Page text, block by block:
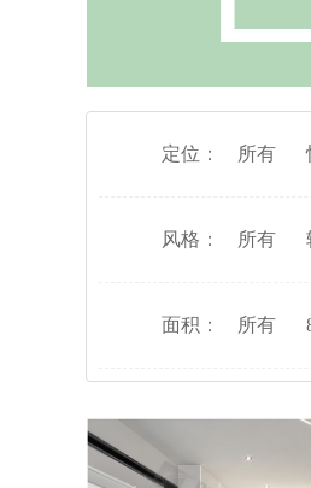
定位： 所有
风格： 所有
面积： 所有